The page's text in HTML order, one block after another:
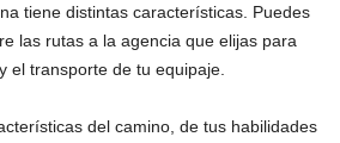
tiene distintas características. Puedes
las rutas a la agencia que elijas para
el transporte de tu equipaje.
del camino, de tus habilidades